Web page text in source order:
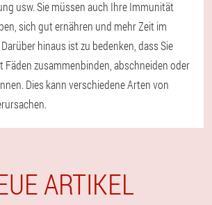
usw. Sie müssen auch Ihre Immunität
sich gut ernähren und mehr Zeit im
hinaus ist zu bedenken, dass Sie
Fäden zusammenbinden, abschneiden oder
Dies kann verschiedene Arten von
ARTIKEL